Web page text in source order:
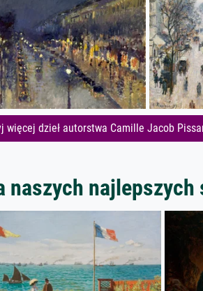
więcej dzieł autorstwa Camille Jacob
naszych